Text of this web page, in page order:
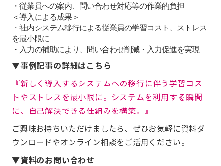
・従業員への案内、問い合わせ対応等の作業的負担
＜導入による成果＞
・社内システム移行による従業員の学習コスト、ストレス
を最小限に
・入力の補助により、問い合わせ削減・入力促進を実現
▼事例記事の詳細はこちら
『新しく導入するシステムへの移行に伴う学習コス
トやストレスを最小限に。システムを利用する瞬間
に、自己解決できる仕組みを構築。』
ご興味お持ちいただけましたら、ぜひお気軽に資料ダ
ウンロードやオンライン相談をご活用ください。
▼資料のお問い合わせ